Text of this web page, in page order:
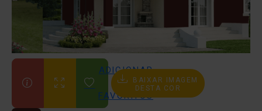
ADICIONAR
AOS
FAVORITOS
BAIXAR IMAGEM
DESTA COR